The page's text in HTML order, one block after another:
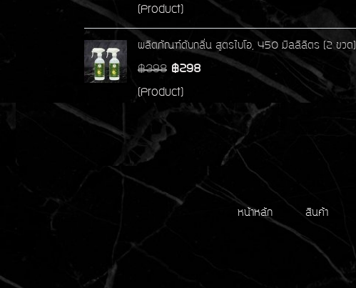
(Product)
ผลิตภัณฑ์ดับกลิ่น สูตรไบโอ, 450 มิลลิลิตร (2 ขวด)
฿398 ฿298
(Product)
หน้าหลัก สินค้า